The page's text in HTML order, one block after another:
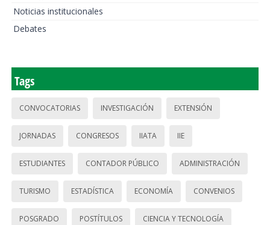
Noticias institucionales
Debates
Tags
CONVOCATORIAS INVESTIGACIÓN EXTENSIÓN
JORNADAS CONGRESOS IIATA IIE
ESTUDIANTES CONTADOR PÚBLICO ADMINISTRACIÓN
TURISMO ESTADÍSTICA ECONOMÍA CONVENIOS
POSGRADO POSTÍTULOS CIENCIA Y TECNOLOGÍA